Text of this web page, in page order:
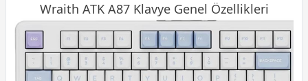
Wraith ATK A87 KlavyeGenel Özellikleri